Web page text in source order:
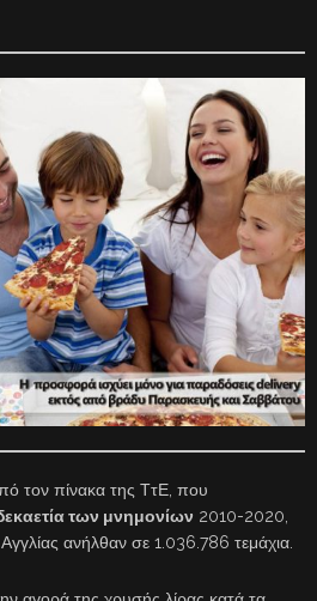
τον πίνακα της ΤτΕ, που
των μνημονίων 2010-2020,
ανήλθαν σε 1.036.786 τεμάχια.